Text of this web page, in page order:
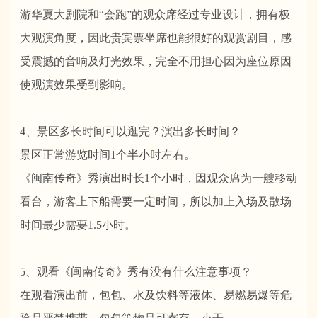
游华夏大剧院和“会跑”的观众席经过专业设计，拥有极
大观演角度，因此贵宾票坐席也能很好的观赏剧目，感
受震撼的音响及灯光效果，完全不用担心因为座位原因
使观演效果受到影响。
4、景区多长时间可以逛完？演出多长时间？
景区正常游览时间1个半小时左右。
《闽南传奇》秀演出时长1个小时，因观众席为一艘移动
看台，游客上下船需要一定时间，所以加上入场及散场
时间最少需要1.5小时。
5、观看《闽南传奇》秀有没有什么注意事项？
在观看演出前，包包、水及饮料等液体、易燃易爆等危